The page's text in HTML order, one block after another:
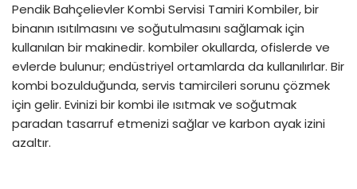
Pendik Bahçelievler Kombi Servisi Tamiri Kombiler, bir
binanın ısıtılmasını ve soğutulmasını sağlamak için
kullanılan bir makinedir. kombiler okullarda, ofislerde ve
evlerde bulunur; endüstriyel ortamlarda da kullanılırlar. Bir
kombi bozulduğunda, servis tamircileri sorunu çözmek
için gelir. Evinizi bir kombi ile ısıtmak ve soğutmak
paradan tasarruf etmenizi sağlar ve karbon ayak izini
azaltır.